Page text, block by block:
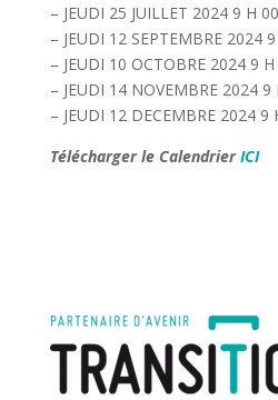
– JEUDI 25 JUILLET 2024 9 H 00
– JEUDI 12 SEPTEMBRE 2024
– JEUDI 10 OCTOBRE 2024 9
– JEUDI 14 NOVEMBRE 2024 9
– JEUDI 12 DECEMBRE 2024 9
Télécharger le CalendrierICI